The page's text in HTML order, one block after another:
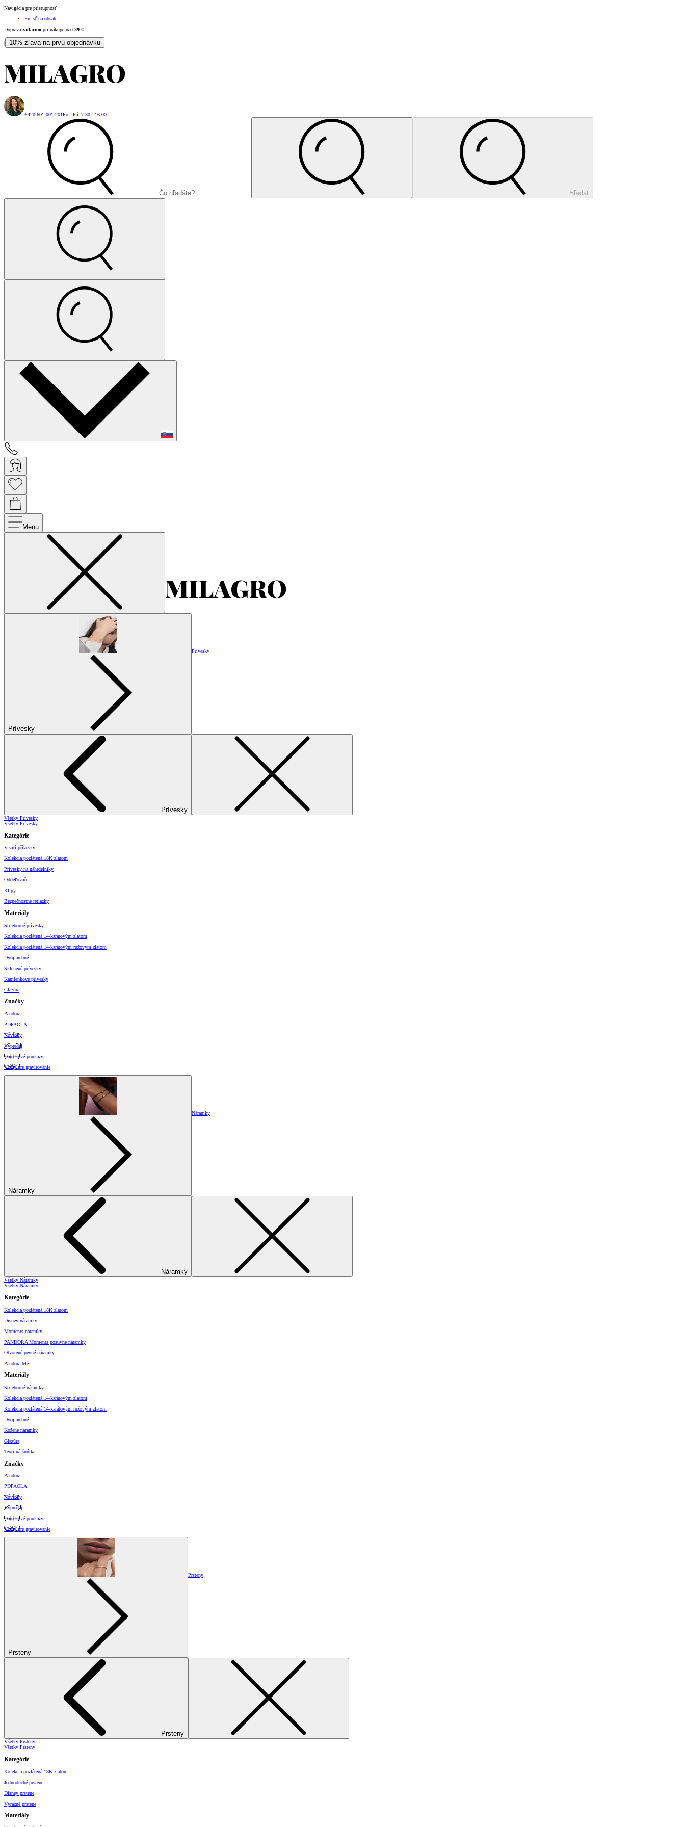
Navigácia pre prístupnosť
Prejsť na obsah
Doprava zadarmo pri nákupe nad 39 €
| 10% zľava na prvú objednávku
+420 601 001 201Po - Pá: 7:30 - 16:00
Hľadať
Menu
Prívesky
Prívesky
Prívesky
Všetky Prívesky
Všetky Prívesky
Kategórie
Visací přívěsky
Kolekcia pozlátená 18K zlatom
Prívesky na náhrdelníky
Oddeľovače
Klipy
Bezpečnostné retiazky
Materiály
Strieborné prívesky
Kolekcia pozlátená 14-karátovým zlatom
Kolekcia pozlátená 14-karátovým ružovým zlatom
Dvojfarebné
Sklenené prívesky
Kamienkové prívesky
Glazúra
Značky
Pandora
PDPAOLA
Novinky
Výpredaj
Darčekové poukazy
Vzory pre gravírovanie
Náramky
Náramky
Náramky
Všetky Náramky
Všetky Náramky
Kategórie
Kolekcia pozlátená 18K zlatom
Disney náramky
Moments náramky
PANDORA Moments posuvné náramky
Otvorené pevné náramky
Pandora Me
Materiály
Strieborné náramky
Kolekcia pozlátená 14-karátovým zlatom
Kolekcia pozlátená 14-karátovým ružovým zlatom
Dvojfarebné
Kožené náramky
Glazúra
Textilná šnúrka
Značky
Pandora
PDPAOLA
Novinky
Výpredaj
Darčekové poukazy
Vzory pre gravírovanie
Prsteny
Prsteny
Prsteny
Všetky Prsteny
Všetky Prsteny
Kategórie
Kolekcia pozlátená 18K zlatom
Jednoduché prstene
Disney prstene
Výrazné prstene
Materiály